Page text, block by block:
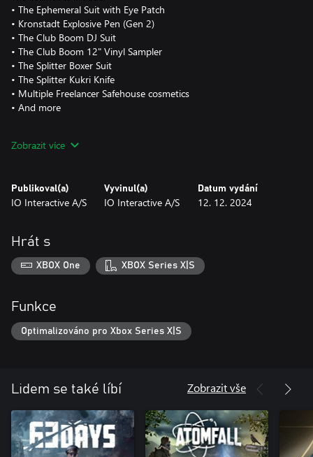
• The Ephemeral Suit with Eye Patch
• Kronstadt Explosive Pen (Gen 2)
• The Club Boom DJ Suit
• The Club Boom 12" Vinyl Sampler
• The Splitter Boxer Suit
• The Splitter Kukri Knife
• Multiple Freelancer Safehouse cosmetics
• And more
challenges and methods that further fan the creative flame in
Zobrazit více
Publikoval(a)
IO Interactive A/S
Vyvinul(a)
IO Interactive A/S
Datum vydání
12. 12. 2024
Hrát s
XBOX One XBOX Series X|S
Funkce
Optimalizováno pro Xbox Series X|S
Lidem se také líbí Zobrazit vše